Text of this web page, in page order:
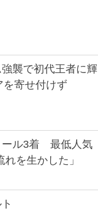
強襲で初代王者に輝
寄せ付けず
ール3着 最低人気
を生かした」